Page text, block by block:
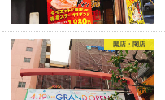
開店・閉店